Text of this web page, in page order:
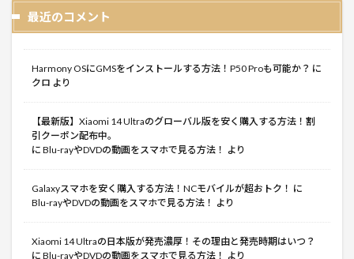
最近のコメント
Harmony OSにGMSをインストールする方法！P50 Proも可能か？ に
クロ より
【最新版】Xiaomi 14 Ultraのグローバル版を安く購入する方法！割
引クーポン配布中。
に Blu-rayやDVDの動画をスマホで見る方法！ より
Galaxyスマホを安く購入する方法！NCモバイルが超おトク！ に
Blu-rayやDVDの動画をスマホで見る方法！ より
Xiaomi 14 Ultraの日本版が発売濃厚！その理由と発売時期はいつ？
に Blu-rayやDVDの動画をスマホで見る方法！ より